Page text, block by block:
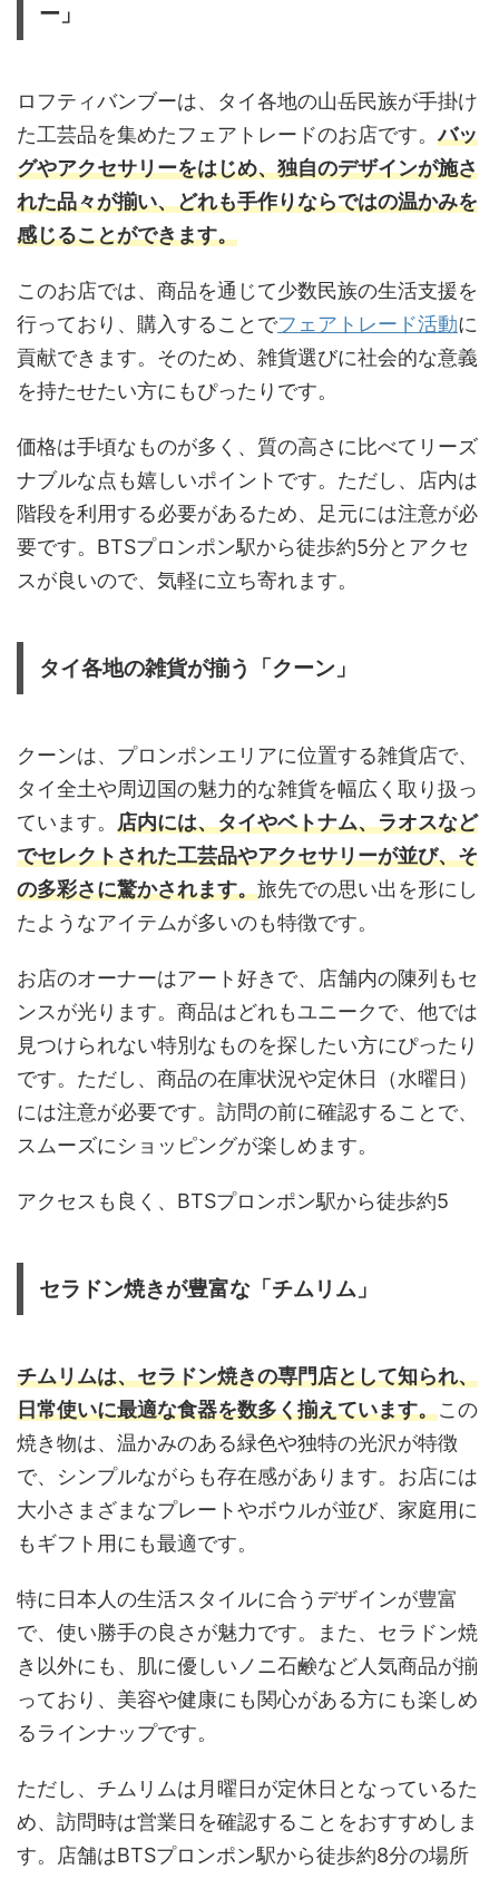
ー」
ロフティバンブーは、タイ各地の山岳民族が手掛け
た工芸品を集めたフェアトレードのお店です。バッ
グやアクセサリーをはじめ、独自のデザインが施さ
れた品々が揃い、どれも手作りならではの温かみを
感じることができます。
このお店では、商品を通じて少数民族の生活支援を
行っており、購入することでフェアトレード活動に
貢献できます。そのため、雑貨選びに社会的な意義
を持たせたい方にもぴったりです。
価格は手頃なものが多く、質の高さに比べてリーズ
ナブルな点も嬉しいポイントです。ただし、店内は
階段を利用する必要があるため、足元には注意が必
要です。BTSプロンポン駅から徒歩約5分とアクセ
スが良いので、気軽に立ち寄れます。
タイ各地の雑貨が揃う「クーン」
クーンは、プロンポンエリアに位置する雑貨店で、
タイ全土や周辺国の魅力的な雑貨を幅広く取り扱っ
ています。 店内には、タイやベトナム、ラオスなど
でセレクトされた工芸品やアクセサリーが並び、そ
の多彩さに驚かされます。旅先での思い出を形にし
たようなアイテムが多いのも特徴です。
お店のオーナーはアート好きで、店舗内の陳列もセ
ンスが光ります。商品はどれもユニークで、他では
見つけられない特別なものを探したい方にぴったり
です。ただし、商品の在庫状況や定休日（水曜日）
には注意が必要です。訪問の前に確認することで、
スムーズにショッピングが楽しめます。
アクセスも良く、BTSプロンポン駅から徒歩約5
セラドン焼きが豊富な「チムリム」
チムリムは、セラドン焼きの専門店として知られ、
日常使いに最適な食器を数多く揃えています。この
焼き物は、温かみのある緑色や独特の光沢が特徴
で、シンプルながらも存在感があります。お店には
大小さまざまなプレートやボウルが並び、家庭用に
もギフト用にも最適です。
特に日本人の生活スタイルに合うデザインが豊富
で、使い勝手の良さが魅力です。また、セラドン焼
き以外にも、肌に優しいノニ石鹸など人気商品が揃
っており、美容や健康にも関心がある方にも楽しめ
るラインナップです。
ただし、チムリムは月曜日が定休日となっているた
め、訪問時は営業日を確認することをおすすめしま
す。店舗はBTSプロンポン駅から徒歩約8分の場所